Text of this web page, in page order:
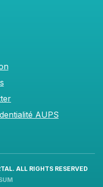
AUPS
. ALL RIGHTS RESERVED